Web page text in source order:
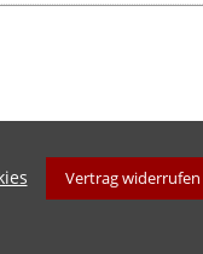
Vertrag widerrufen